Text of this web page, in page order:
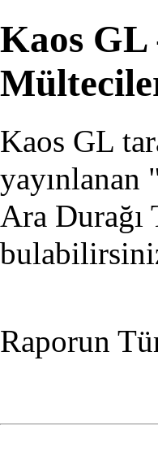
Kaos GL
Kaos GL
Ara Durağı
Raporun